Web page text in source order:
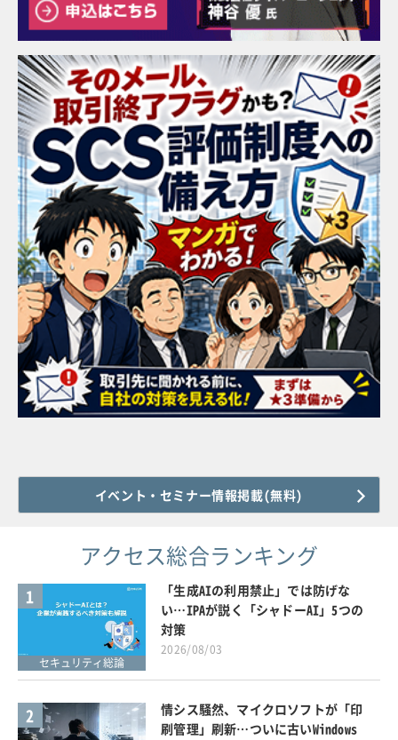
イベント・セミナー情報掲載(無料)
アクセス総合ランキング
1
セキュリティ総論
「生成AIの利用禁止」では防げな
い…IPAが説く「シャドーAI」5つの
対策
2026/08/03
2
情シス騒然、マイクロソフトが「印
刷管理」刷新…ついに古いWindows